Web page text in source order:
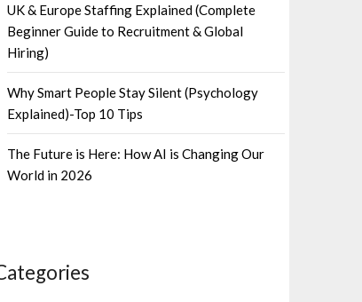
UK & Europe Staffing Explained (Complete
Beginner Guide to Recruitment & Global
Hiring)
Why Smart People Stay Silent (Psychology
Explained)-Top 10 Tips
The Future is Here: How AI is Changing Our
World in 2026